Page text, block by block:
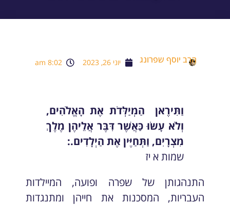
הרב יוסף שפרונג יוני 26, 2023 8:02 am
וַתִּירֶאן הַמְיַלְּדֹת אֶת הָאֱלֹהִים,
וְלֹא עָשׂוּ כַּאֲשֶׁר דִּבֶּר אֲלֵיהֶן מֶלֶךְ
מִצְרָיִם, וַתְּחַיֶּין אֶת הַיְלָדִים.:
שמות א יז
התנהגותן של שפרה ופועה, המיילדות
העבריות, המסכנות את חייהן ומתנגדות